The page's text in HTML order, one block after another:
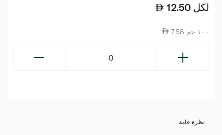
12.50 لكل
7.58 ١٠٠ جم
0
نظرة عامة